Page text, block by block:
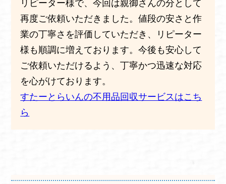
リピーター様で、今回は親御さんの分として
再度ご依頼いただきました。値段の安さと作
業の丁寧さを評価していただき、リピーター
様も順調に増えております。今後も安心して
ご依頼いただけるよう、丁寧かつ迅速な対応
を心がけております。
すたーとらいんの不用品回収サービスはこち
ら